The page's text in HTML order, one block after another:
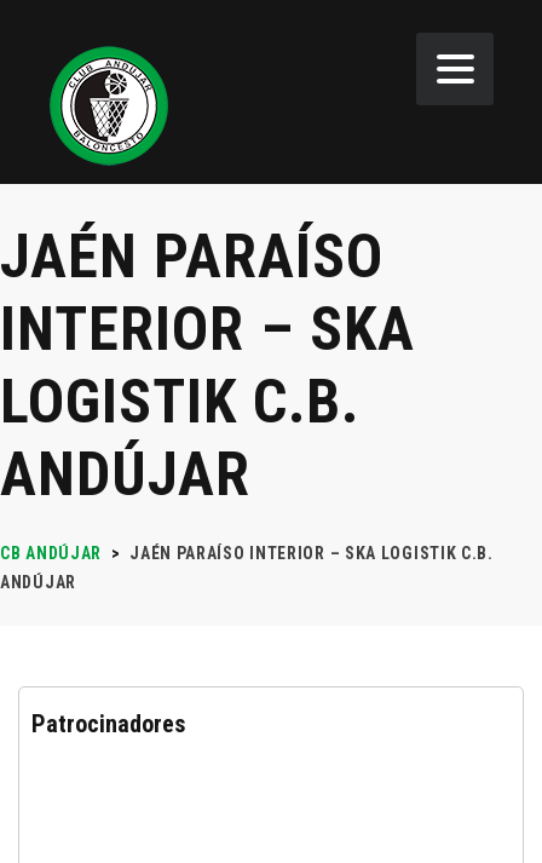
JAÉN PARAÍSO
INTERIOR – SKA
LOGISTIK C.B.
ANDÚJAR
CB ANDÚJAR >
JAÉN PARAÍSO INTERIOR – SKA LOGISTIK C.B.
ANDÚJAR
Patrocinadores